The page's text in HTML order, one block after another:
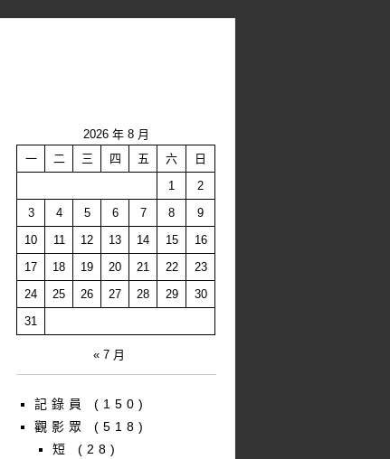
2026 年 8 月
一
二 三 四 五 六
日
1
2
3
4 5 6 7 8
9
10
11 12 13 14 15
16
17
18 19 20 21 22
23
24
25 26 27 28 29
30
31
« 7 月
記錄員
(150)
觀影眾
(518)
短
(28)